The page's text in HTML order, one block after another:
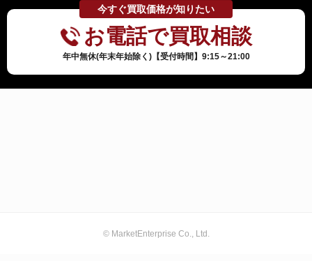
今すぐ買取価格が知りたい
お電話で買取相談
年中無休(年末年始除く)【受付時間】9:15～21:00
© MarketEnterprise Co., Ltd.